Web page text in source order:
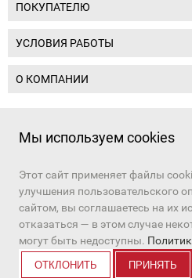
ПОКУПАТЕЛЮ
УСЛОВИЯ РАБОТЫ
О КОМПАНИИ
Следите за
+7 (391) 206-97-03,
Наш канал вMAX
© Все права
Разработка сайта
Мы используем cookies
Этот сайт применяет файлы
улучшения пользовательского
сайтом, вы соглашаетесь на их
отказаться — в этом случае
могут быть недоступны.
ОТКЛОНИТЬ ПРИНЯТЬ